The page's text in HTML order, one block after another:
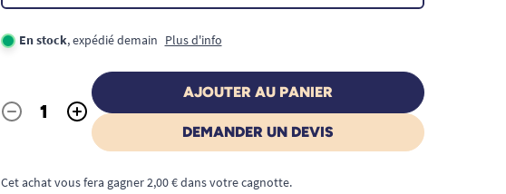
En stock, expédié demain Plus d'info
Quantité
- +
AJOUTER AU PANIER
DEMANDER UN DEVIS
Cet achat vous fera gagner 2,00 € dans votre cagnotte.